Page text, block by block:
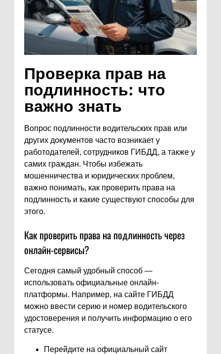
Проверка прав на
подлинность: что
важно знать
Вопрос подлинности водительских прав или
других документов часто возникает у
работодателей, сотрудников ГИБДД, а также у
самих граждан. Чтобы избежать
мошенничества и юридических проблем,
важно понимать, как проверить права на
подлинность и какие существуют способы для
этого.
Как проверить права на подлинность через
онлайн-сервисы?
Сегодня самый удобный способ —
использовать официальные онлайн-
платформы. Например, на сайте ГИБДД
можно ввести серию и номер водительского
удостоверения и получить информацию о его
статусе.
Перейдите на официальный сайт